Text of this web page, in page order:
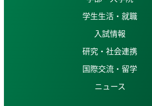
学生生活・就職
入試情報
研究・社会連携
国際交流・留学
ニュース